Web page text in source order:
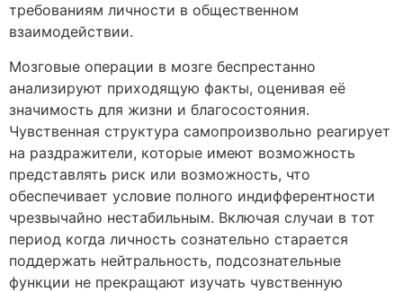
требованиям личности в общественном
взаимодействии.
Мозговые операции в мозге беспрестанно
анализируют приходящую факты, оценивая её
значимость для жизни и благосостояния.
Чувственная структура самопроизвольно реагирует
на раздражители, которые имеют возможность
представлять риск или возможность, что
обеспечивает условие полного индифферентности
чрезвычайно нестабильным. Включая случаи в тот
период когда личность сознательно старается
поддержать нейтральность, подсознательные
функции не прекращают изучать чувственную